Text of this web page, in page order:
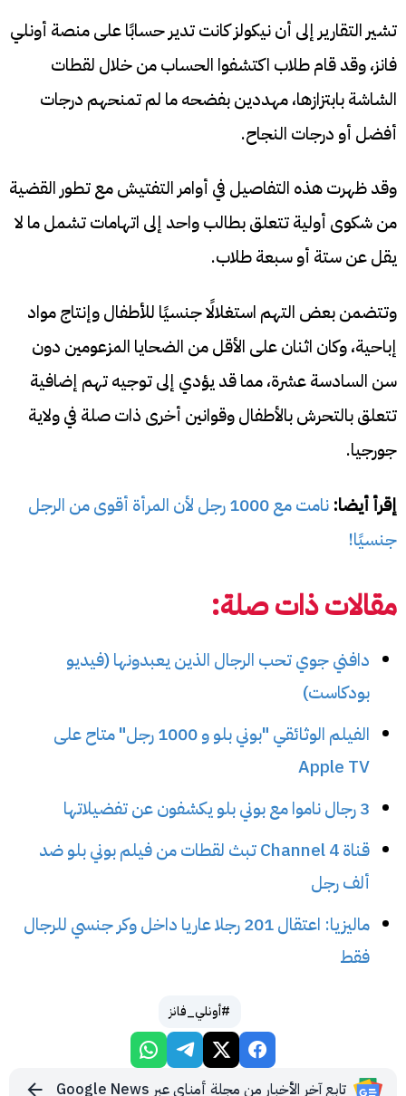
تشير التقارير إلى أن نيكولز كانت تدير حسابًا على منصة أونلي
فانز، وقد قام طلاب اكتشفوا الحساب من خلال لقطات
الشاشة بابتزازها، مهددين بفضحه ما لم تمنحهم درجات
أفضل أو درجات النجاح.
وقد ظهرت هذه التفاصيل في أوامر التفتيش مع تطور القضية
من شكوى أولية تتعلق بطالب واحد إلى اتهامات تشمل ما لا
يقل عن ستة أو سبعة طلاب.
وتتضمن بعض التهم استغلالًا جنسيًا للأطفال وإنتاج مواد
إباحية، وكان اثنان على الأقل من الضحايا المزعومين دون
سن السادسة عشرة، مما قد يؤدي إلى توجيه تهم إضافية
تتعلق بالتحرش بالأطفال وقوانين أخرى ذات صلة في ولاية
جورجيا.
إقرأ أيضا:
نامت مع 1000 رجل لأن المرأة أقوى من الرجل
جنسيًا!
مقالات ذات صلة:
دافني جوي تحب الرجال الذين يعبدونها (فيديو
بودكاست)
الفيلم الوثائقي "بوني بلو و 1000 رجل" متاح على
Apple TV
3 رجال ناموا مع بوني بلو يكشفون عن تفضيلاتها
قناة Channel 4 تبث لقطات من فيلم بوني بلو ضد
ألف رجل
ماليزيا: اعتقال 201 رجلا عاريا داخل وكر جنسي للرجال
فقط
#أونلي_فانز
تابع آخر الأخبار من مجلة أمناي عبر Google News